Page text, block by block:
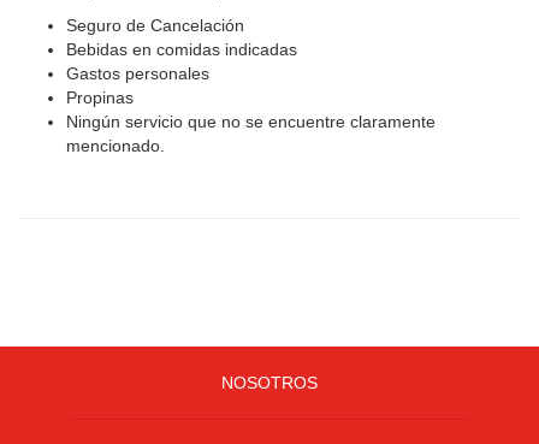
Seguro de Cancelación
Bebidas en comidas indicadas
Gastos personales
Propinas
Ningún servicio que no se encuentre claramente
mencionado.
NOSOTROS